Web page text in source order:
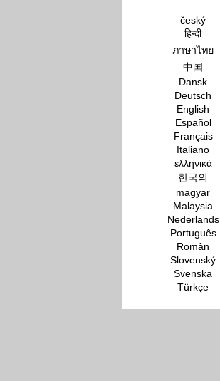
český
हिन्दी
ภาษาไทย
中国
Dansk
Deutsch
English
Español
Français
Italiano
ελληνικά
한국의
magyar
Malaysia
Nederlands
Português
Român
Slovenský
Svenska
Türkçe